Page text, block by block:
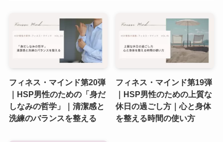
フィネス・マインド第20弾
｜HSP男性のための「身だ
しなみの哲学」｜清潔感と
洗練のバランスを整える
フィネス・マインド第19弾
｜HSP男性のための上質な
休日の過ごし方｜心と身体
を整える時間の使い方